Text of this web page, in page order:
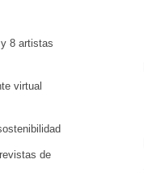
8 artistas
virtual
de